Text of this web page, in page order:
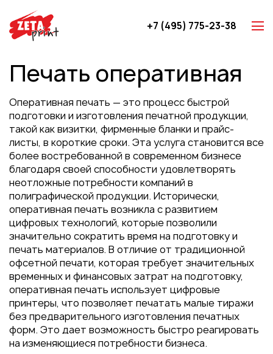
Брошюры
Игральные карты
Каталоги
Листовки
Книги
Папки
Календари
Упаковка
Блокноты с логотипом
Пакеты
Конверты
Журналы
Полиграфия для выставок
под ключ
+7 (495) 775-23-38
Печать оперативная
Оперативная печать — это процесс быстрой
подготовки и изготовления печатной продукции,
такой как визитки, фирменные бланки и прайс-
листы, в короткие сроки. Эта услуга становится все
более востребованной в современном бизнесе
благодаря своей способности удовлетворять
неотложные потребности компаний в
полиграфической продукции. Исторически,
оперативная печать возникла с развитием
цифровых технологий, которые позволили
значительно сократить время на подготовку и
печать материалов. В отличие от традиционной
офсетной печати, которая требует значительных
временных и финансовых затрат на подготовку,
оперативная печать использует цифровые
принтеры, что позволяет печатать малые тиражи
без предварительного изготовления печатных
форм. Это дает возможность быстро реагировать
на изменяющиеся потребности бизнеса.